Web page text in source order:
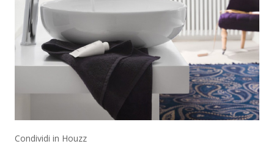
Condividi in Houzz